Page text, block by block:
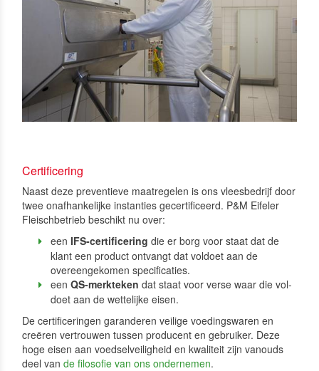
Certificering
Naast deze preventieve maatregelen is ons vleesbedrijf door
twee onafhankelijke instanties gecertificeerd. P&M Eifeler
Fleischbetrieb beschikt nu over:
een IFS-certificering die er borg voor staat dat de
klant een product ontvangt dat voldoet aan de
overeen­gekomen specificaties.
een QS-merkteken dat staat voor verse waar die vol­
doet aan de wettelijke eisen.
De certificeringen garanderen veilige voedingswaren en
creëren vertrouwen tussen producent en gebruiker. Deze
hoge eisen aan voedselveiligheid en kwaliteit zijn vanouds
deel van de filosofie van ons ondernemen.